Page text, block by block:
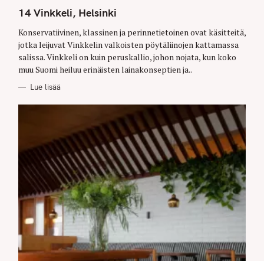
T
E
O
R
I
E
S
14 Vinkkeli, Helsinki
Konservatiivinen, klassinen ja perinnetietoinen ovat käsitteitä,
jotka leijuvat Vinkkelin valkoisten pöytäliinojen kattamassa
salissa. Vinkkeli on kuin peruskallio, johon nojata, kun koko
muu Suomi heiluu erinäisten lainakonseptien ja..
Lue lisää